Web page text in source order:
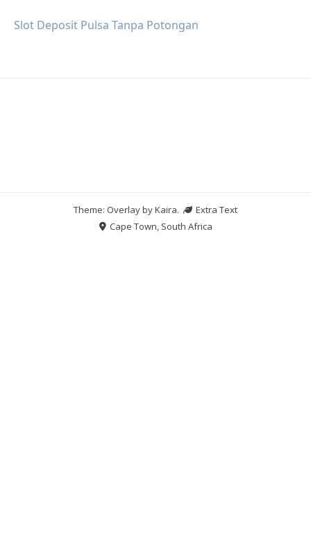
Slot Deposit Pulsa Tanpa Potongan
Theme: Overlay byKaira.
Extra Text
Cape Town, South Africa